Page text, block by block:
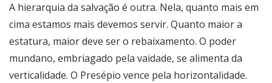
A hierarquia da salvação é outra. Nela, quanto mais em
cima estamos mais devemos servir. Quanto maior a
estatura, maior deve ser o rebaixamento. O poder
mundano, embriagado pela vaidade, se alimenta da
verticalidade. O Presépio vence pela horizontalidade.